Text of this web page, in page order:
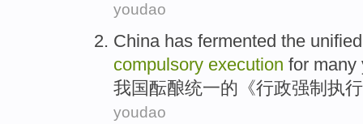
youdao
China has fermented the unified
compulsory execution for many
我国酝酿统一的 《行政强制 执行
youdao